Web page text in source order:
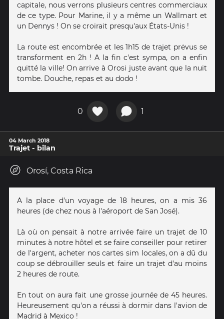
capitale, nous verrons plusieurs centres commerciaux
de ce type. Pour Marine, il y a même un Wallmart et
un Dennys ! On se croirait presqu'aux États-Unis !
La route est encombrée et les 1h15 de trajet prėvus se
transforment en 2h ! A la fin c'est sympa, on a enfin
quitté la ville! On arrive à Orosi juste avant que la nuit
tombe. Douche, repas et au dodo !
0 1
04 March 2018
Trajet - bilan
Orosí, Costa Rica
A la place d'un voyage de 18 heures, on a mis 36
heures (de chez nous à l'aéroport de San José).
Là où on pensait à notre arrivée faire un trajet de 10
minutes à notre hôtel et se faire conseiller pour retirer
de l'argent, acheter nos cartes sim locales, on a dû du
coup se débrouiller seuls et faire un trajet d'au moins
2 heures de route.
En tout on aura fait une grosse journée de 45 heures.
Heureusement qu'on a réussi à dormir dans l'avion de
Madrid à Mexico !